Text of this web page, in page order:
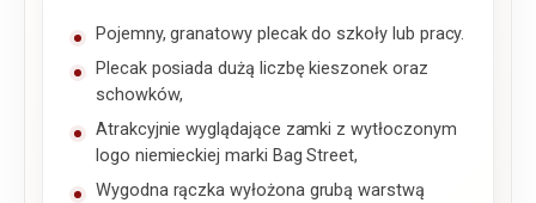
Pojemny, granatowy plecak do szkoły lub pracy.
Plecak posiada dużą liczbę kieszonek oraz
schowków,
Atrakcyjnie wyglądające zamki z wytłoczonym
logo niemieckiej marki Bag Street,
Wygodna rączka wyłożona grubą warstwą